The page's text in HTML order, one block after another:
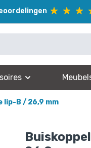
lip-B / 26,9 mm